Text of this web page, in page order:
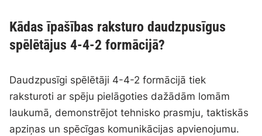
Kādas īpašības raksturo daudzpusīgus
spēlētājus 4-4-2 formācijā?
Daudzpusīgi spēlētāji 4-4-2 formācijā tiek
raksturoti ar spēju pielāgoties dažādām lomām
laukumā, demonstrējot tehnisko prasmju, taktiskās
apziņas un spēcīgas komunikācijas apvienojumu.